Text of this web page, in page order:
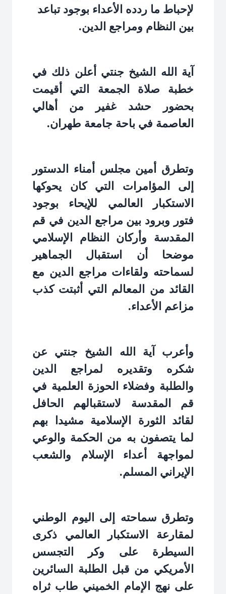
لإحباط ما ردده الأعداء بوجود تباعد
بين النظام ومراجع الدين.
آية الله الشيخ جنتي أعلن ذلك في
خطبة صلاة الجمعة التي أقيمت
بحضور حشد غفير من أهالي
العاصمة في باحة جامعة طهران.
وتطرق أمين مجلس أمناء الدستور
إلى المؤامرات التي كان يحوكها
الاستكبار العالمي للإيحاء بوجود
فتور وبرود بين مراجع الدين في قم
المقدسة وأركان النظام الإسلامي
موضحا أن استقبال الجماهير
لسماحته ولقاءات مراجع الدين مع
القائد من المعالم التي أثبتت كذب
مزاعم الأعداء.
وأعرب آية الله الشيخ جنتي عن
شكره وتقديره لمراجع الدين
والطلبة وفضلاء الحوزة العلمية في
قم المقدسة لاستقبالهم الحافل
لقائد الثورة الإسلامية مشيدا بهم
لما يتصفون به من الحكمة والوعي
لمواجهة أعداء الإسلام والشعب
الإيراني المسلم.
وتطرق سماحته إلى اليوم الوطني
لمقارعة الاستكبار العالمي ذكرى
السيطرة على وكر التجسس
الأمريكي من قبل الطلبة السائرين
على نهج الإمام الخميني طاب ثراه